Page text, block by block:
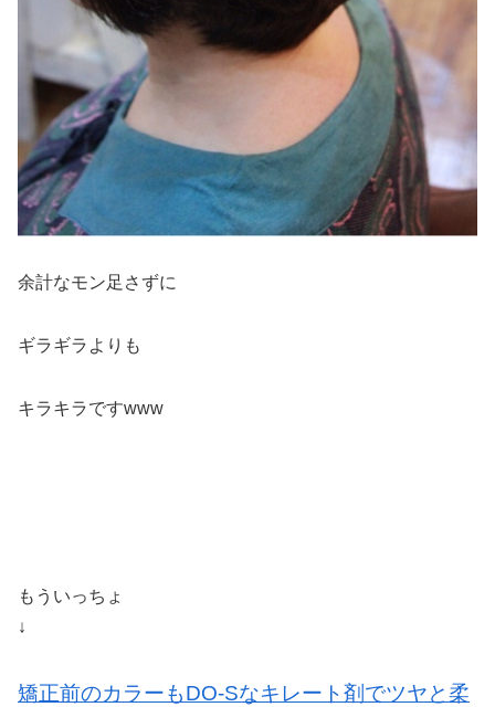
余計なモン足さずに
ギラギラよりも
キラキラですwww
もういっちょ
↓
矯正前のカラーもDO-Sなキレート剤でツヤと柔